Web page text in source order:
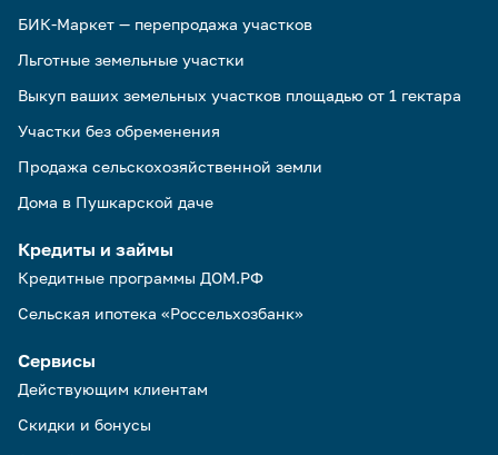
БИК-Маркет — перепродажа участков
Льготные земельные участки
Выкуп ваших земельных участков площадью от 1 гектара
Участки без обременения
Продажа сельскохозяйственной земли
Дома в Пушкарской даче
Кредиты и займы
Кредитные программы ДОМ.РФ
Сельская ипотека «Россельхозбанк»
Сервисы
Действующим клиентам
Скидки и бонусы